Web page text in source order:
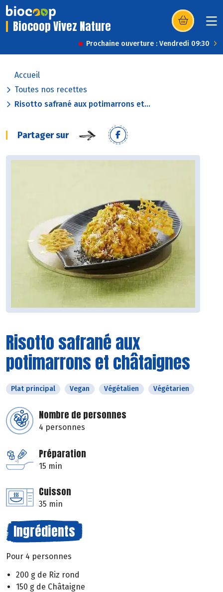
Biocoop Vivez Nature (s’ouvre dans
Prochaine ouverture : Vendredi 09:30
Accueil
Toutes nos recettes
Risotto safrané aux potimarrons et...
Partager sur
Risotto safrané aux
potimarrons et châtaignes
Plat principal Vegan Végétalien Végétarien
Nombre de personnes
4 personnes
Préparation
15 min
Cuisson
35 min
Ingrédients
Pour 4 personnes
200 g de Riz rond
150 g de Châtaigne